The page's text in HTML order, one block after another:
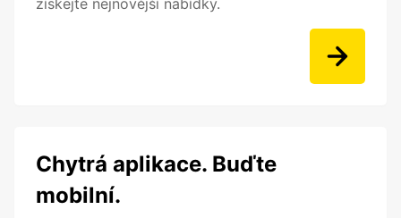
získejte nejnovější nabídky.
Chytrá aplikace. Buďte
mobilní.